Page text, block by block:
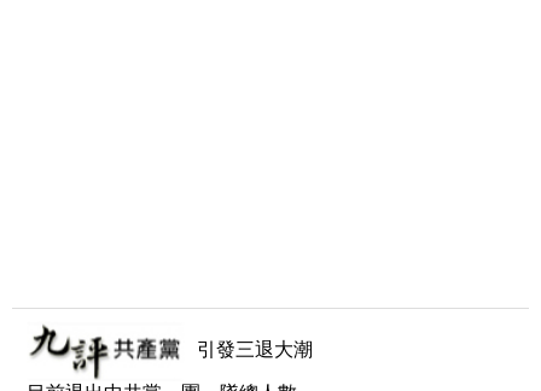
引發三退大潮